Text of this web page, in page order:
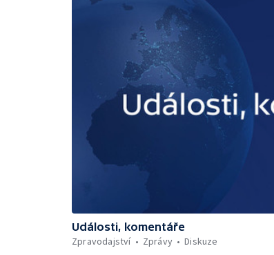
Události, komentáře
Zpravodajství
Zprávy Diskuze